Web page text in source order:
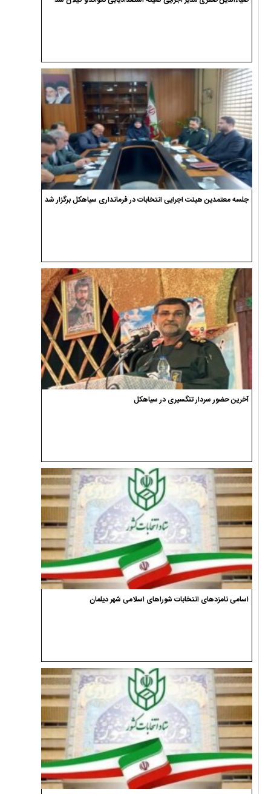
جلسه معتمدین هیئت اجرایی انتخابات در فرمانداری سیاهکل برگزار شد
آخرین حضور سردار تنگسیری در سیاهکل
اسامی نامزدهای انتخابات شوراهای اسلامی شهر دیلمان